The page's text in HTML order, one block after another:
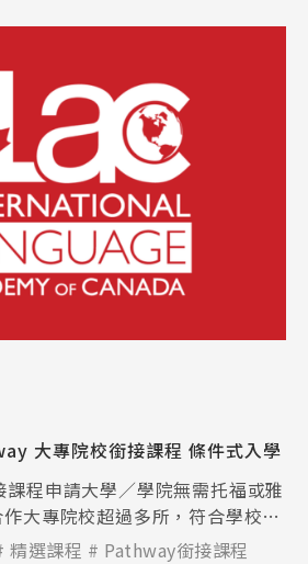
大專院校銜接課程 條件式入學
程申請大學／學院無需托福或雅
大專院校超過多所，符合學校資
。
精選課程 Pathway銜接課程